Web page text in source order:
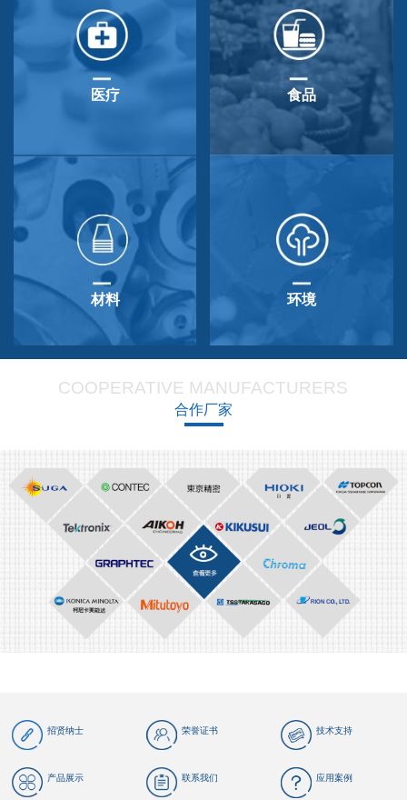
医疗 食品
材料 环境
COOPERATIVE MANUFACTURERS
合作厂家
招贤纳士 荣誉证书 技术支持
产品展示 联系我们 应用案例